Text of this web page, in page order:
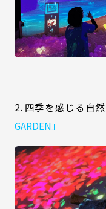
2. 四季を感じる自
GARDEN」